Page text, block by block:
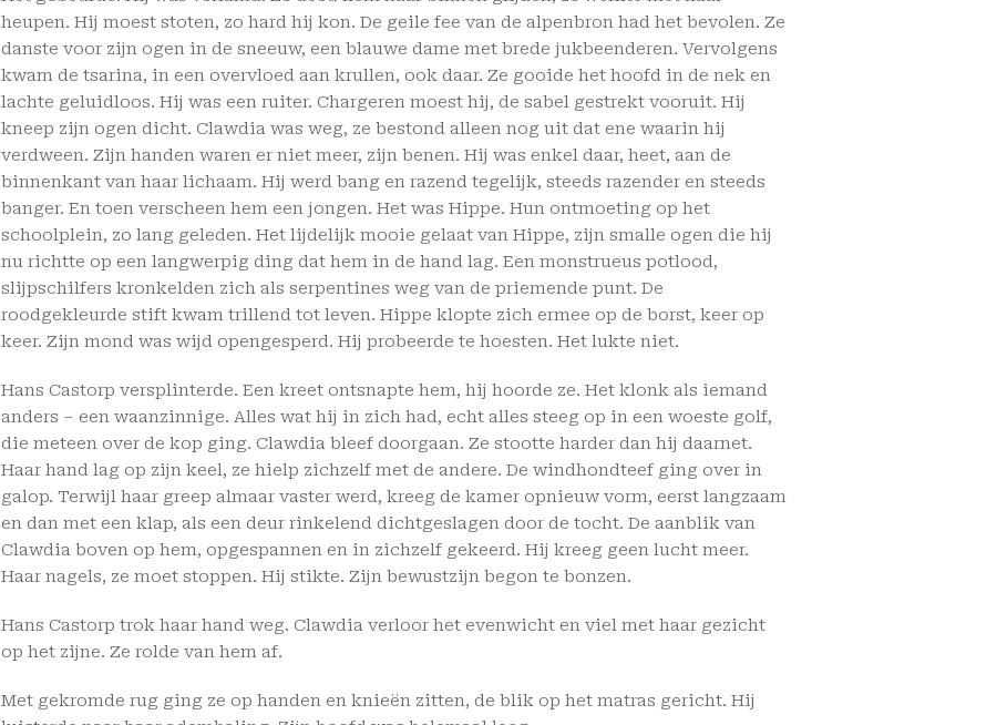
heupen. Hij moest stoten, zo hard hij kon. De geile fee van de alpenbron had het bevolen. Ze
danste voor zijn ogen in de sneeuw, een blauwe dame met brede jukbeenderen. Vervolgens
kwam de tsarina, in een overvloed aan krullen, ook daar. Ze gooide het hoofd in de nek en
lachte geluidloos. Hij was een ruiter. Chargeren moest hij, de sabel gestrekt vooruit. Hij
kneep zijn ogen dicht. Clawdia was weg, ze bestond alleen nog uit dat ene waarin hij
verdween. Zijn handen waren er niet meer, zijn benen. Hij was enkel daar, heet, aan de
binnenkant van haar lichaam. Hij werd bang en razend tegelijk, steeds razender en steeds
banger. En toen verscheen hem een jongen. Het was Hippe. Hun ontmoeting op het
schoolplein, zo lang geleden. Het lijdelijk mooie gelaat van Hippe, zijn smalle ogen die hij
nu richtte op een langwerpig ding dat hem in de hand lag. Een monstrueus potlood,
slijpschilfers kronkelden zich als serpentines weg van de priemende punt. De
roodgekleurde stift kwam trillend tot leven. Hippe klopte zich ermee op de borst, keer op
keer. Zijn mond was wijd opengesperd. Hij probeerde te hoesten. Het lukte niet.
Hans Castorp versplinterde. Een kreet ontsnapte hem, hij hoorde ze. Het klonk als iemand
anders – een waanzinnige. Alles wat hij in zich had, echt alles steeg op in een woeste golf,
die meteen over de kop ging. Clawdia bleef doorgaan. Ze stootte harder dan hij daarnet.
Haar hand lag op zijn keel, ze hielp zichzelf met de andere. De windhondteef ging over in
galop. Terwijl haar greep almaar vaster werd, kreeg de kamer opnieuw vorm, eerst langzaam
en dan met een klap, als een deur rinkelend dichtgeslagen door de tocht. De aanblik van
Clawdia boven op hem, opgespannen en in zichzelf gekeerd. Hij kreeg geen lucht meer.
Haar nagels, ze moet stoppen. Hij stikte. Zijn bewustzijn begon te bonzen.
Hans Castorp trok haar hand weg. Clawdia verloor het evenwicht en viel met haar gezicht
op het zijne. Ze rolde van hem af.
Met gekromde rug ging ze op handen en knieën zitten, de blik op het matras gericht. Hij